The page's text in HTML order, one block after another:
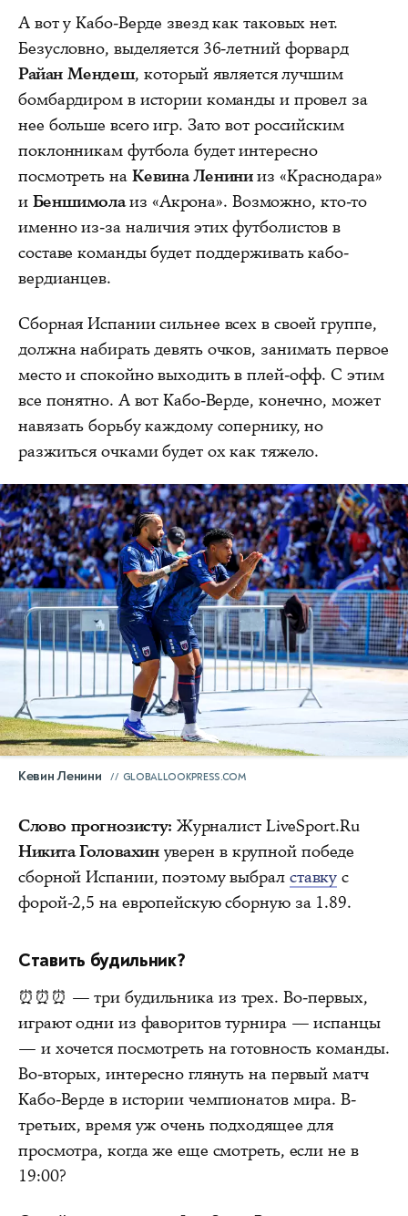
А вот у Кабо-Верде звезд как таковых нет.
Безусловно, выделяется 36-летний форвард
Райан Мендеш, который является лучшим
бомбардиром в истории команды и провел за
нее больше всего игр. Зато вот российским
поклонникам футбола будет интересно
посмотреть на Кевина Ленинииз «Краснодара»
и Беншимолаиз «Акрона». Возможно, кто-то
именно из-за наличия этих футболистов в
составе команды будет поддерживать кабо-
вердианцев.
Сборная Испании сильнее всех в своей группе,
должна набирать девять очков, занимать первое
место и спокойно выходить в плей-офф. С этим
все понятно. А вот Кабо-Верде, конечно, может
навязать борьбу каждому сопернику, но
разжиться очками будет ох как тяжело.
Кевин Ленини GLOBALLOOKPRESS.COM
Слово прогнозисту: Журналист LiveSport.Ru
Никита Головахинуверен в крупной победе
сборной Испании, поэтому выбрал ставку с
форой-2,5 на европейскую сборную за 1.89.
Ставить будильник?
⏰⏰⏰ — три будильника из трех. Во-первых,
играют одни из фаворитов турнира — испанцы
— и хочется посмотреть на готовность команды.
Во-вторых, интересно глянуть на первый матч
Кабо-Верде в истории чемпионатов мира. В-
третьих, время уж очень подходящее для
просмотра, когда же еще смотреть, если не в
19:00?